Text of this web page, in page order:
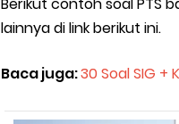
lainnya di link berikut ini.
Baca juga:30 Soal SIG +